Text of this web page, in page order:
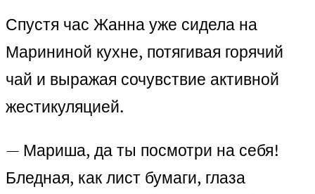
Спустя час Жанна уже сидела на
Марининой кухне, потягивая горячий
чай и выражая сочувствие активной
жестикуляцией.
— Мариша, да ты посмотри на себя!
Бледная, как лист бумаги, глаза